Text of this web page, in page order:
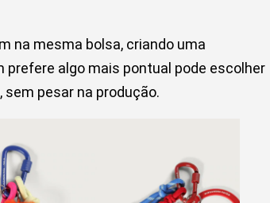
na mesma bolsa, criando uma
algo mais pontual pode escolher
pesar na produção.